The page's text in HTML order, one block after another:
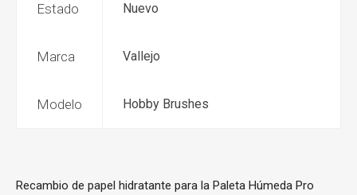
Estado Nuevo
Marca Vallejo
Modelo Hobby Brushes
Recambio de papel hidratante para la Paleta Húmeda Pro